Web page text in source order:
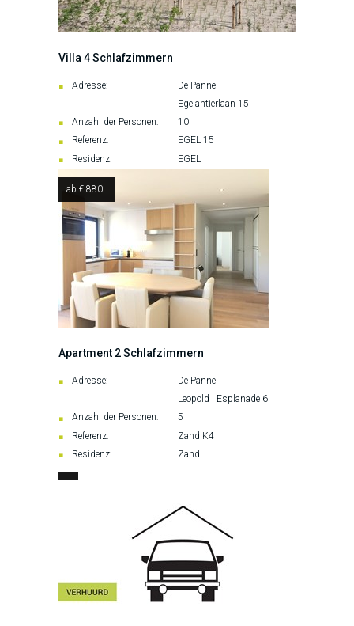
Villa 4 Schlafzimmern
Adresse:
De Panne
Egelantierlaan 15
Anzahl der Personen:
10
Referenz:
EGEL 15
Residenz:
EGEL
ab € 880
Apartment 2 Schlafzimmern
Adresse:
De Panne
Leopold I Esplanade 6
Anzahl der Personen:
5
Referenz:
Zand K4
Residenz:
Zand